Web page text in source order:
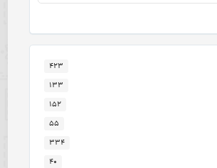
۴۲۳
۱۳۳
۱۵۲
۵۵
۳۳۴
۴۰